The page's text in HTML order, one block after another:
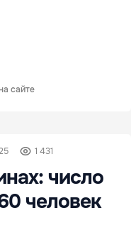
сайте
1 431
число
человек